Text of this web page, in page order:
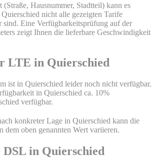
(Straße, Hausnummer, Stadtteil) kann es
nicht alle gezeigten Tarife
sind. Eine Verfügbarkeitsprüfung auf der
zeigt Ihnen die lieferbare Geschwindigkeit
LTE in Quierschied
ist in Quierschied leider noch nicht verfügbar.
in Quierschied ca. 10%
verfügbar.
konkreter Lage in Quierschied kann die
dem oben genannten Wert variieren.
in Quierschied